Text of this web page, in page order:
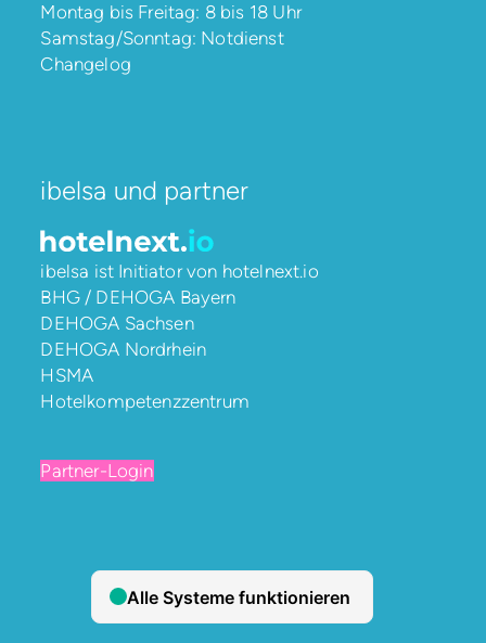
Montag bis Freitag: 8 bis 18 Uhr
Samstag/Sonntag: Notdienst
Changelog
ibelsa und partner
ibelsa ist Initiator von hotelnext.io
BHG / DEHOGA Bayern
DEHOGA Sachsen
DEHOGA Nordrhein
HSMA
Hotelkompetenzzentrum
Partner-Login